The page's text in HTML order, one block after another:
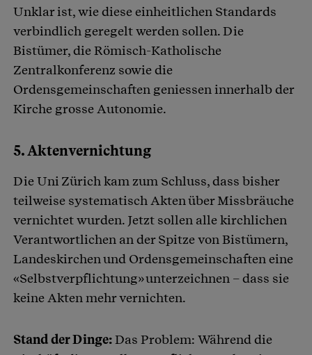
Unklar ist, wie diese einheitlichen Standards
verbindlich geregelt werden sollen. Die
Bistümer, die Römisch-Katholische
Zentralkonferenz sowie die
Ordensgemeinschaften geniessen innerhalb der
Kirche grosse Autonomie.
5. Aktenvernichtung
Die Uni Zürich kam zum Schluss, dass bisher
teilweise systematisch Akten über Missbräuche
vernichtet wurden. Jetzt sollen alle kirchlichen
Verantwortlichen an der Spitze von Bistümern,
Landeskirchen und Ordensgemeinschaften eine
«Selbstverpflichtung» unterzeichnen – dass sie
keine Akten mehr vernichten.
Stand der Dinge:Das Problem: Während die